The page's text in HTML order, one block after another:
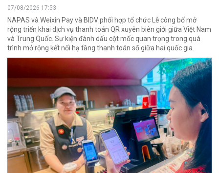
07/08/2026 17:53
NAPAS và Weixin Pay và BIDV phối hợp tổ chức Lễ công bố mở
rộng triển khai dịch vụ thanh toán QR xuyên biên giới giữa Việt Nam
và Trung Quốc. Sự kiện đánh dấu cột mốc quan trọng trong quá
trình mở rộng kết nối hạ tầng thanh toán số giữa hai quốc gia.